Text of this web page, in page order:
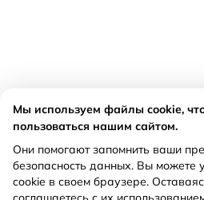
Мы используем файлы cookie,
пользоваться нашим сайтом.
Они помогают запомнить ваши
безопасность данных. Вы можете
cookie в своем браузере.